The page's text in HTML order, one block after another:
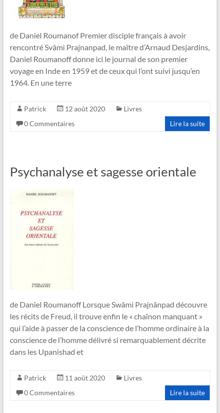
de Daniel Roumanof Premier disciple français à avoir
rencontré Svâmi Prajnanpad, le maître d’Arnaud Desjardins,
Daniel Roumanoff donne ici le journal de son premier
voyage en Inde en 1959 et de ceux qui l’ont suivi jusqu’en
1964. En une terre
Patrick 12 août 2020
Livres
0 Commentaires
Lire la suite
Psychanalyse et sagesse orientale
de Daniel Roumanoff Lorsque Swâmi Prajnânpad découvre
les récits de Freud, il trouve enfin le « chaînon manquant »
qui l’aide à passer de la conscience de l’homme ordinaire à la
conscience de l’homme délivré si remarquablement décrite
dans les Upanishad et
Patrick 11 août 2020
Livres
0 Commentaires
Lire la suite